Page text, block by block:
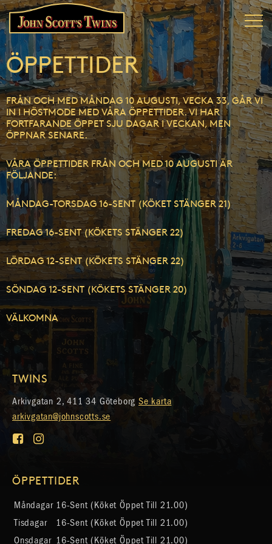
ÖPPETTIDER
FRÅN OCH MED MÅNDAG 10 AUGUSTI, VECKA 33, GÅR VI
IN I HÖSTMODE MED VÅRA ÖPPETTIDER. VI HAR
FORTFARANDE ÖPPET SJU DAGAR I VECKAN, MEN
ÖPPNAR SENARE.
VÅRA ÖPPETTIDER FRÅN OCH MED 10 AUGUSTI ÄR
FÖLJANDE:
MÅNDAG-TORSDAG 16-SENT (KÖKET STÄNGER 21)
FREDAG 16-SENT (KÖKETS STÄNGER 22)
LÖRDAG 12-SENT (KÖKETS STÄNGER 22)
SÖNDAG 12-SENT (KÖKETS STÄNGER 20)
VÄLKOMNA
TWINS
Arkivgatan 2, 411 34 GöteborgSe karta
arkivgatan@johnscotts.se
ÖPPETTIDER
Måndagar 16-Sent (köket Öppet Till 21.00)
Tisdagar
16-Sent (köket Öppet Till 21.00)
Onsdagar 16-Sent (köket Öppet Till 21.00)